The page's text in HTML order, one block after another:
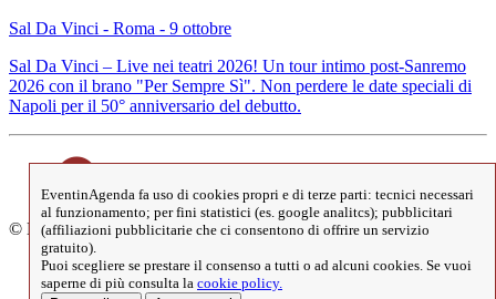
Sal Da Vinci - Roma - 9 ottobre
Sal Da Vinci – Live nei teatri 2026! Un tour intimo post-Sanremo
2026 con il brano "Per Sempre Sì". Non perdere le date speciali di
Napoli per il 50° anniversario del debutto.
© EventinAgenda 2017-2026- All Rights Reserved.
EventinAgenda fa uso di cookies propri e di terze parti: tecnici necessari
al funzionamento; per fini statistici (es. google analitcs); pubblicitari
(affiliazioni pubblicitarie che ci consentono di offrire un servizio
gratuito).
Puoi scegliere se prestare il consenso a tutti o ad alcuni cookies. Se vuoi
saperne di più consulta la cookie policy.> Cookies Policy